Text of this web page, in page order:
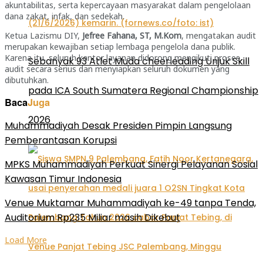
Sebanyak 93 Atlet Muda cheerleading Unjuk Skill
pada ICA South Sumatera Regional Championship
2026
akuntabilitas, serta kepercayaan masyarakat dalam pengelolaan
dana zakat, infak, dan sedekah.
Ketua Lazismu DIY, Jefree Fahana, ST, M.Kom, mengatakan audit
merupakan kewajiban setiap lembaga pengelola dana publik.
Karena itu, seluruh kantor layanan didorong mengikuti proses
audit secara serius dan menyiapkan seluruh dokumen yang
dibutuhkan.
BacaJuga
Muhammadiyah Desak Presiden Pimpin Langsung
Pemberantasan Korupsi
MPKS Muhammadiyah Perkuat Sinergi Pelayanan Sosial
Kawasan Timur Indonesia
Venue Muktamar Muhammadiyah ke-49 tanpa Tenda,
Auditorium Rp235 Miliar masih Dikebut
Load More